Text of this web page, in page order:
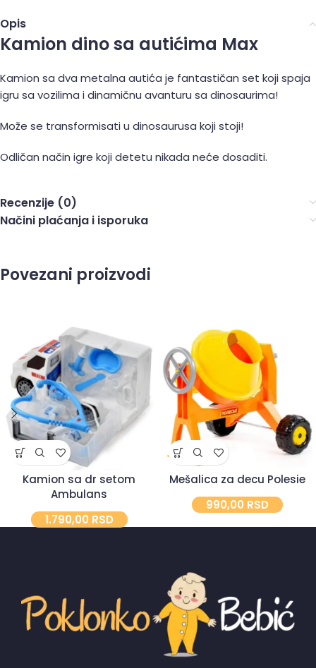
Opis
Kamion dino sa autićima Max
Kamion sa dva metalna autića je fantastičan set koji spaja
igru sa vozilima i dinamičnu avanturu sa dinosaurima!
Može se transformisati u dinosaurusa koji stoji!
Odličan način igre koji detetu nikada neće dosaditi.
Recenzije (0)
Načini plaćanja i isporuka
Povezani proizvodi
Kamion sa dr setom
Ambulans
1.790,00 RSD
Mešalica za decu Polesie
990,00 RSD